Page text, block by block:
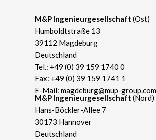
​M&P Ingenieurgesellschaft (Nord)
Hans-Böckler-Allee 7
30173 Hannover
Deutschland
M&P Ingenieurgesellschaft (Ost)
Humboldtstraße 13
39112 Magdeburg
Deutschland
Tel.: +49 (0) 39 159 1740 0
Fax: +49 (0) 39 159 1741 1
E-Mail: magdeburg@mup-group.com